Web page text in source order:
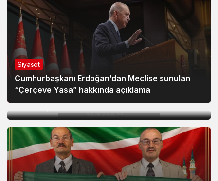
Siyaset
Cumhurbaşkanı Erdoğan’dan Meclise sunulan
“Çerçeve Yasa” hakkında açıklama
Siyaset
Bahçeli: Öcalan umuda, Ahmetler göreve,